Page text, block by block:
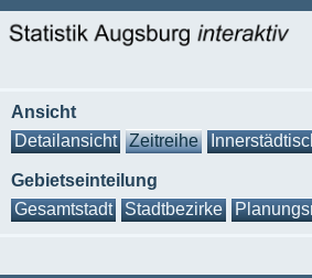
Ansicht
Detailansicht
Zeitreihe
Gebietseinteilung
Gesamtstadt
Stadtbezirke